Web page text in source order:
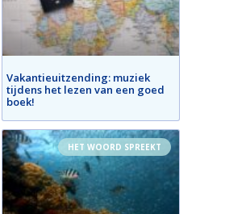
Vakantieuitzending: muziek
tijdens het lezen van een goed
boek!
HET WOORD SPREEKT